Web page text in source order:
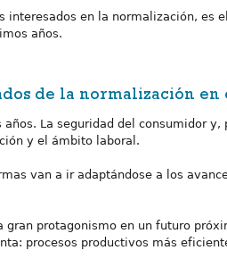
en la normalización, es
años.
de la normalización en
La seguridad del consumidor y,
y el ámbito laboral.
van a ir adaptándose a los
gran protagonismo en un futuro
procesos productivos más